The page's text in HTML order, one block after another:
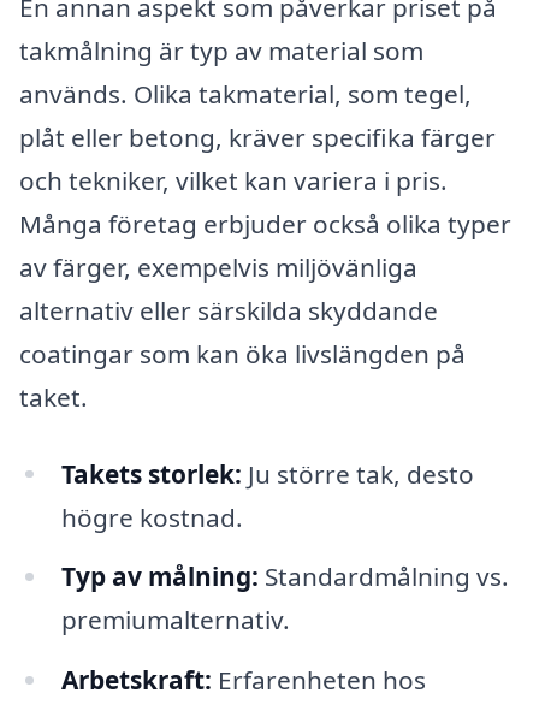
En annan aspekt som påverkar priset på
takmålning är typ av material som
används. Olika takmaterial, som tegel,
plåt eller betong, kräver specifika färger
och tekniker, vilket kan variera i pris.
Många företag erbjuder också olika typer
av färger, exempelvis miljövänliga
alternativ eller särskilda skyddande
coatingar som kan öka livslängden på
taket.
Takets storlek: Ju större tak, desto
högre kostnad.
Typ av målning: Standardmålning vs.
premiumalternativ.
Arbetskraft: Erfarenheten hos